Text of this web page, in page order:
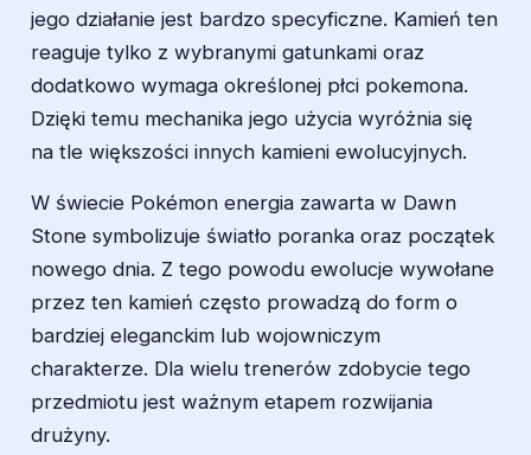
jego działanie jest bardzo specyficzne. Kamień ten
reaguje tylko z wybranymi gatunkami oraz
dodatkowo wymaga określonej płci pokemona.
Dzięki temu mechanika jego użycia wyróżnia się
na tle większości innych kamieni ewolucyjnych.
W świecie Pokémon energia zawarta w Dawn
Stone symbolizuje światło poranka oraz początek
nowego dnia. Z tego powodu ewolucje wywołane
przez ten kamień często prowadzą do form o
bardziej eleganckim lub wojowniczym
charakterze. Dla wielu trenerów zdobycie tego
przedmiotu jest ważnym etapem rozwijania
drużyny.